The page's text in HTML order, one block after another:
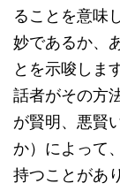
ることを意味
妙であるか、
とを示唆しま
話者がその方
が賢明、悪賢
か）によって
持つことがあ